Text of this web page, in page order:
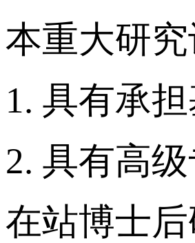
本重大研
1. 具有承
2. 具有高
在站博士